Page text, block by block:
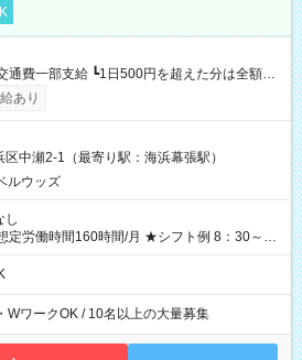
方は自己負担となります ★日払いOK！
いたその日に現金GET♪ お仕事後はコンビニ
あり
中瀬2-1（最寄り駅：海浜幕張駅）
ルウッズ
し
間160時間/月 ★シフト例 8：30～
WワークOK / 10名以上の大量募集